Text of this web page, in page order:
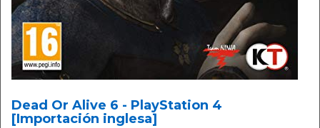
Dead Or Alive 6 - PlayStation 4
[Importación inglesa]